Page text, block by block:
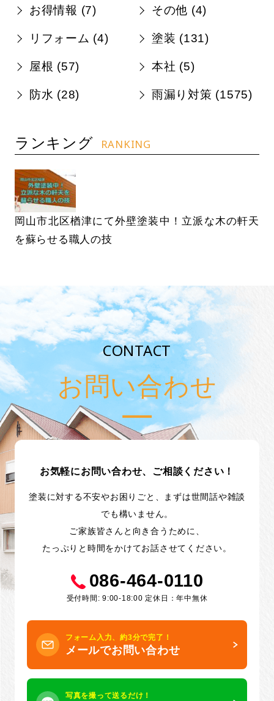
お得情報 (7) その他 (4)
リフォーム (4) 塗装 (131)
屋根 (57) 本社 (5)
防水 (28) 雨漏り対策 (1575)
ランキング RANKING
岡山市北区楢津にて外壁塗装中！立派な木の軒天
を蘇らせる職人の技
CONTACT
お問い合わせ
お気軽にお問い合わせ、ご相談ください！
塗装に対する不安やお困りごと、まずは世間話や雑談
でも構いません。
ご家族皆さんと向き合うために、
たっぷりと時間をかけてお話させてください。
086-464-0110
受付時間: 9:00-18:00 定休日：年中無休
フォーム入力、約3分で完了！
メールでお問い合わせ
写真を撮って送るだけ！